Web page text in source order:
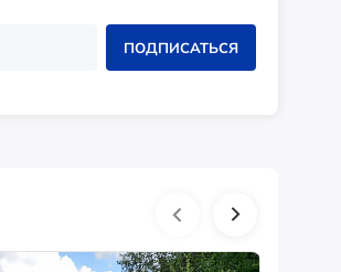
ПОДПИСАТЬСЯ